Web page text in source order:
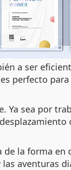
a ser
perfecto
sea por
la forma
aventuras